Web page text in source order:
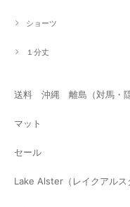
ショーツ
１分丈
送料 沖縄 離島（対馬・隠
マット
セール
Lake Alster（レイクアルス